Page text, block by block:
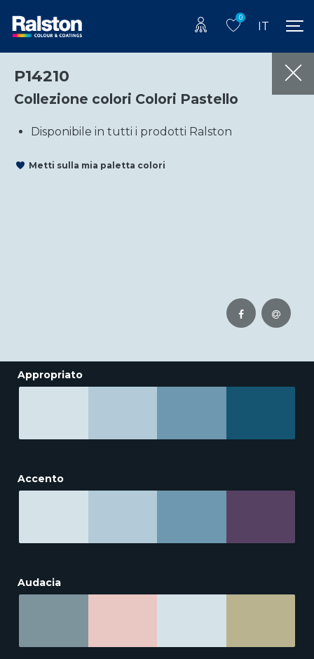
0
IT
P14210
Collezione colori Colori Pastello
Disponibile in tutti i prodotti Ralston
Metti sulla mia paletta colori
Appropriato
Accento
Audacia